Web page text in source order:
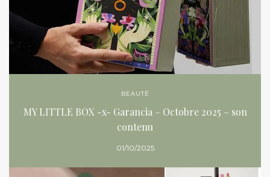
BEAUTÉ
MY LITTLE BOX -x- Garancia – Octobre 2025 – son
contenu
01/10/2025